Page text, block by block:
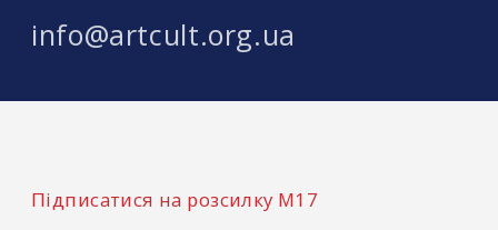
info@artcult.org.ua
Підписатися на розсилку М17